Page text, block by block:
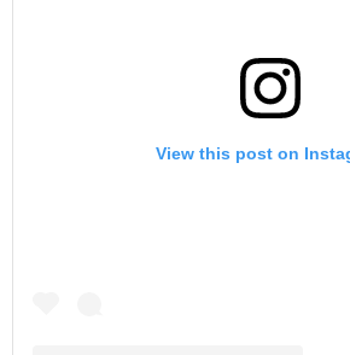
View this post on